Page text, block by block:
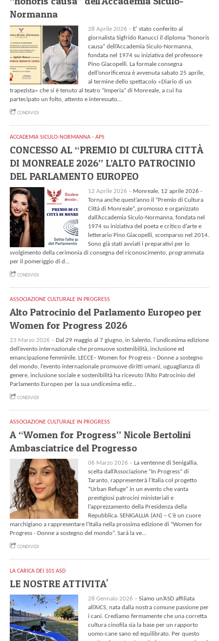
Normanna
28 Aprile 2026 – E' stato conferito al
giornalista Sigfrido Ranucci il diploma “honoris
causa” dell’Accademia Siculo-Normanna,
fondata nel 1974 su iniziativa del professore
Pino Giacopelli. La formale consegna
dell’onorificenza è avvenuta sabato 25 aprile,
al termine dello spettacolo «Diario di un
trapezista» che si è tenuto al teatro “Imperia” di Monreale, a cui ha
partecipato un folto, attento e interessato...
CONDIVIDI
ACCADEMIA SICULO-NORMANNA - APS
CONCESSO AL “PREMIO DI CULTURA CITTÀ
DI MONREALE 2026” L’ALTO PATROCINIO
DEL PARLAMENTO EUROPEO
12 Aprile 2026 – Monreale, 12 aprile 2026 -
Torna anche quest’anno il “Premio di Cultura
Città di Monreale”, promosso e organizzato
dall’Accademia Siculo-Normanna, fondata nel
1974 su iniziativa del poeta e critico d’arte e
letterario Pino Giacopelli, scomparso nel 2014.
Sono già stati avviati i preparativi per lo
svolgimento della cerimonia di consegna del riconoscimento, programmata
per il pomeriggio di d...
CONDIVIDI
ASSOCIAZIONE CULTURALE IN PROGRESS
Alto Patrocinio del Parlamento Europeo per
Women for Progress 2026
23 Marzo 2026 – Dal 29 maggio al 7 giugno, in Salento, l’undicesima edizione
dell’evento internazionale che promuove sostenibilità, inclusione ed
emancipazione femminile. LECCE– Women for Progress – Donne a sostegno
del mondo, l’evento internazionale promuove diritti umani, uguaglianza di
genere, inclusione sociale e sostenibilità ha ricevuto l’Alto Patrocinio del
Parlamento Europeo per la sua undicesima ediz...
CONDIVIDI
ASSOCIAZIONE CULTURALE IN PROGRESS
A “Women for Progress” Nicole Bertolini
Ambasciatrice del Progresso
06 Marzo 2026 – La ventenne di Senigallia,
scelta dall’Associazione “In Progress” di
Taranto, rappresenterà l’Italia col progetto
“Urban Refuge” in un evento che vanta
prestigiosi patrocini ministeriali e
l’apprezzamento della Presidenza della
Repubblica. SENIGALLIA (AN) – C’è un cuore
marchigiano a rappresentare l’Italia nella prossima edizione di “Women for
Progress - Donne a sostegno del mondo”. Sarà la ve...
CONDIVIDI
LA CARICA DEI 101 ASD
LE NOSTRE ATTIVITA'
28 Gennaio 2026 – Siamo un’ASD affiliata
all’AICS, nata dalla nostra comune passione per
i cani. Crediamo fermamente che una corretta
cultura cinofila sia la base per un rapporto
uomo-cane sano ed equilibrato. Per questo